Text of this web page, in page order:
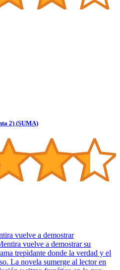
2) (SUMA)
vuelve a demostrar